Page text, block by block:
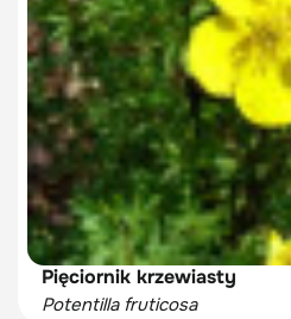
Pięciornik krzewiasty
Potentilla fruticosa